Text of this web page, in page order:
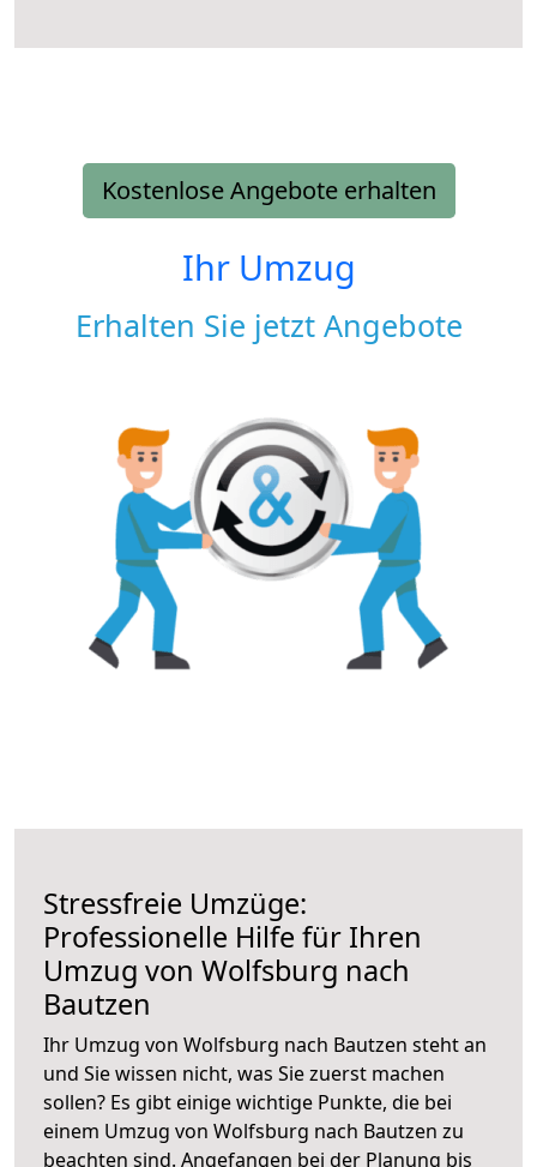
Kostenlose Angebote erhalten
Ihr Umzug
Erhalten Sie jetzt Angebote
Stressfreie Umzüge:
Professionelle Hilfe für Ihren
Umzug von Wolfsburg nach
Bautzen
Ihr Umzug von Wolfsburg nach Bautzen steht an
und Sie wissen nicht, was Sie zuerst machen
sollen? Es gibt einige wichtige Punkte, die bei
einem Umzug von Wolfsburg nach Bautzen zu
beachten sind. Angefangen bei der Planung bis